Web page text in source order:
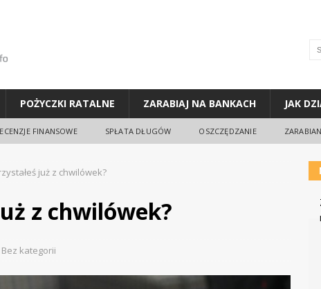
POŻYCZKI RATALNE ZARABIAJ NA BANKACH JAK
FINANSOWE SPŁATA DŁUGÓW OSZCZĘDZANIE
już z chwilówek?
z chwilówek?
Bez kategorii